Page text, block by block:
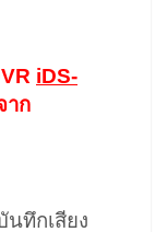
iDS-
าก
ทึกเสียง